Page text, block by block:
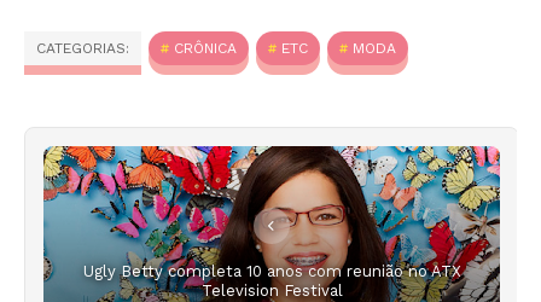
CATEGORIAS: CRÔNICA ETC MODA
Ugly Betty completa 10 anos com reunião no ATX
Television Festival